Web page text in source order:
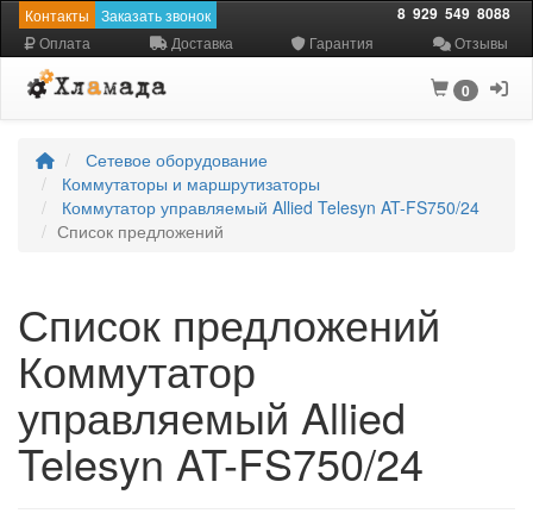
Контакты Заказать звонок 8 929 549 8088
Оплата Доставка Гарантия Отзывы
0
Сетевое оборудование
Коммутаторы и маршрутизаторы
Коммутатор управляемый Allied Telesyn AT-FS750/24
Список предложений
Список предложений
Коммутатор
управляемый Allied
Telesyn AT-FS750/24